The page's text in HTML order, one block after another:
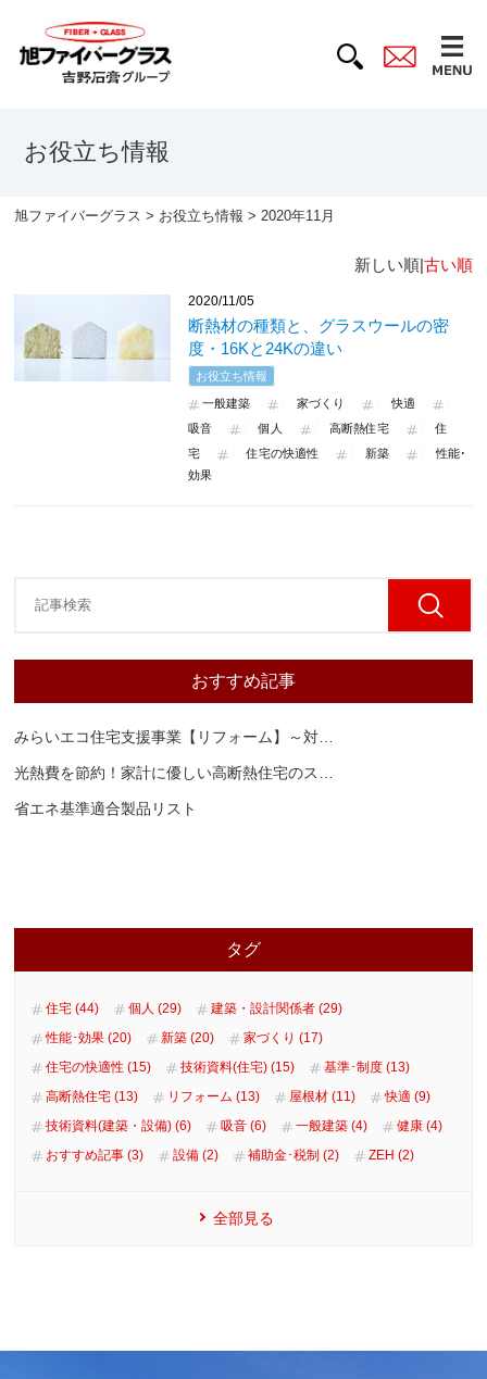
お役立ち情報
旭ファイバーグラス > お役立ち情報 > 2020年11月
新しい順|古い順
2020/11/05
断熱材の種類と、グラスウールの密
度・16Kと24Kの違い
お役立ち情報
一般建築 家づくり
快適
吸音
個人 高断熱住宅
住
宅
住宅の快適性 新築
性能･
効果
おすすめ記事
みらいエコ住宅支援事業【リフォーム】～対
光熱費を節約！家計に優しい高断熱住宅のス
省エネ基準適合製品リスト
タグ
住宅 (44) 個人 (29)
建築・設計関係者 (29)
性能･効果 (20)
新築 (20)
家づくり (17)
住宅の快適性 (15)
技術資料(住宅) (15)
基準･制度 (13)
高断熱住宅 (13)
リフォーム (13) 屋根材 (11)
快適 (9)
技術資料(建築・設備) (6)
吸音 (6) 一般建築 (4)
健康 (4)
おすすめ記事 (3)
設備 (2) 補助金･税制 (2) ZEH (2)
全部見る